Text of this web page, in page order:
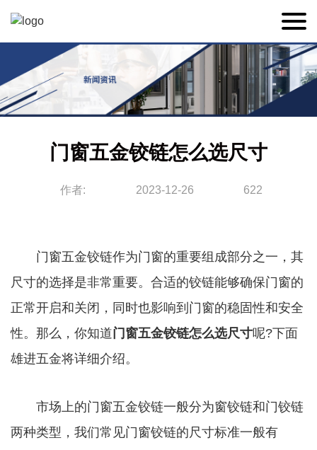
门窗五金铰链怎么选尺寸
作者: 2023-12-26 622
门窗五金铰链作为门窗的重要组成部分之一，其
尺寸的选择是非常重要。合适的铰链能够确保门窗的
正常开启和关闭，同时也影响到门窗的稳固性和安全
性。那么，你知道门窗五金铰链怎么选尺寸呢?下面
雄进五金将详细介绍。
市场上的门窗五金铰链一般分为窗铰链和门铰链
两种类型，我们常见门窗铰链的尺寸标准一般有